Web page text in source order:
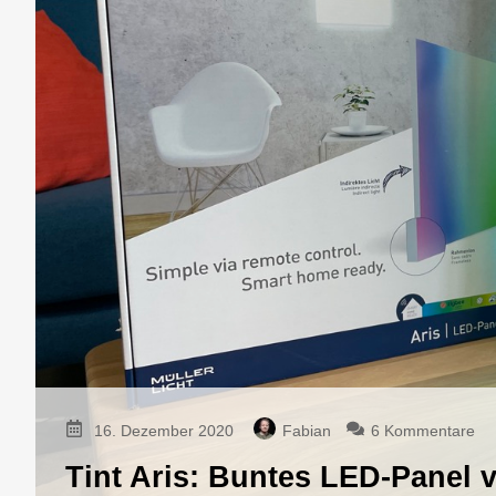
16. Dezember 2020 Fabian 6 Kommentare
Tint Aris: Buntes LED-Panel